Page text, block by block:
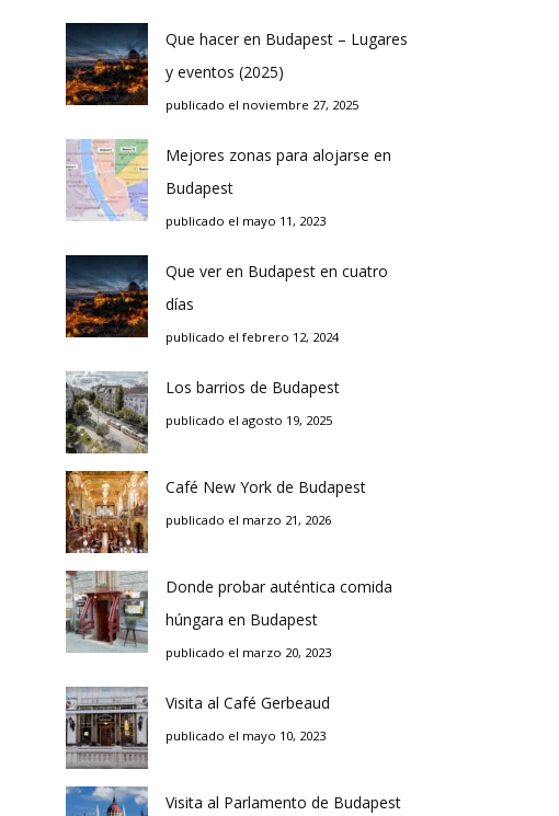
Que hacer en Budapest – Lugares
y eventos (2025)
publicado el noviembre 27, 2025
Mejores zonas para alojarse en
Budapest
publicado el mayo 11, 2023
Que ver en Budapest en cuatro
días
publicado el febrero 12, 2024
Los barrios de Budapest
publicado el agosto 19, 2025
Café New York de Budapest
publicado el marzo 21, 2026
Donde probar auténtica comida
húngara en Budapest
publicado el marzo 20, 2023
Visita al Café Gerbeaud
publicado el mayo 10, 2023
Visita al Parlamento de Budapest